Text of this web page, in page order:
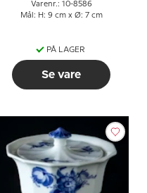
Varenr.: 10-8586
Mål: H: 9 cm x Ø: 7 cm
PÅ LAGER
Se vare